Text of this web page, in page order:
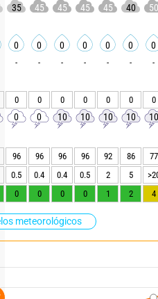
meteorológicos
35 45 45 45 45 40 50
0 0 0 0 0 0 0
- - - - - - -
0 0 0 0 0 0 0
0 0 10 10 10 10 10
96 96 96 96 92 86
77
0.5 0.4 0.4 0.5 2 5
0 0 0 0 1 2 4